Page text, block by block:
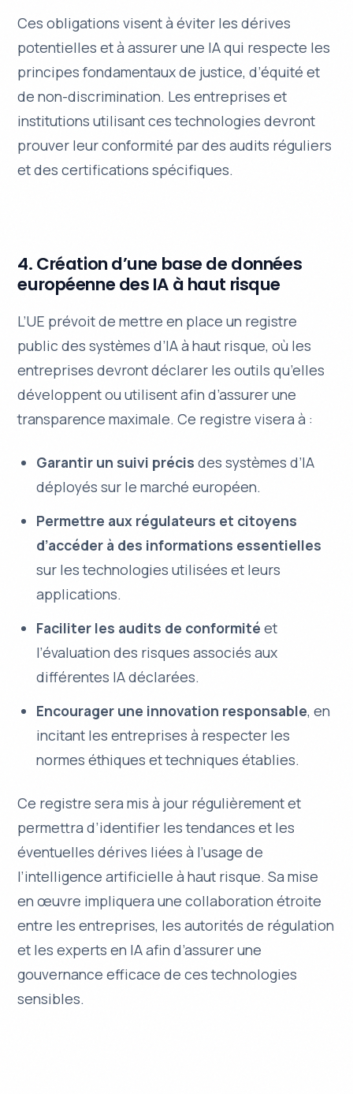
Ces obligations visent à éviter les dérives
potentielles et à assurer une IA qui respecte les
principes fondamentaux de justice, d’équité et
de non-discrimination. Les entreprises et
institutions utilisant ces technologies devront
prouver leur conformité par des audits réguliers
et des certifications spécifiques.
4. Création d’une base de données
européenne des IA à haut risque
L’UE prévoit de mettre en place un registre
public des systèmes d’IA à haut risque, où les
entreprises devront déclarer les outils qu’elles
développent ou utilisent afin d’assurer une
transparence maximale. Ce registre visera à :
Garantir un suivi précis des systèmes d’IA
déployés sur le marché européen.
Permettre aux régulateurs et citoyens
d’accéder à des informations essentielles
sur les technologies utilisées et leurs
applications.
Faciliter les audits de conformité et
l’évaluation des risques associés aux
différentes IA déclarées.
Encourager une innovation responsable, en
incitant les entreprises à respecter les
normes éthiques et techniques établies.
Ce registre sera mis à jour régulièrement et
permettra d’identifier les tendances et les
éventuelles dérives liées à l’usage de
l’intelligence artificielle à haut risque. Sa mise
en œuvre impliquera une collaboration étroite
entre les entreprises, les autorités de régulation
et les experts en IA afin d’assurer une
gouvernance efficace de ces technologies
sensibles.